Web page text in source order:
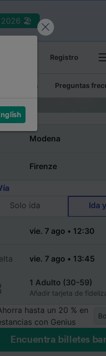
2026 🏖️
Registro
baratos Preguntas
Solo ida
Ida
1 Adulto (30-59)
Añadir tarjeta de
hasta un 20 % en
con Genius
Encuentra billetes